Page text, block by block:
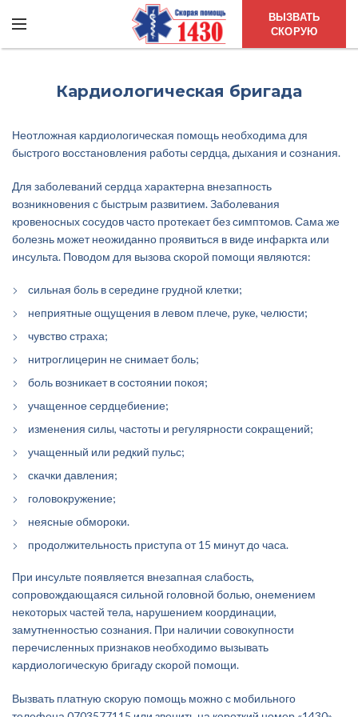
ВЫЗВАТЬ
СКОРУЮ
Кардиологическая бригада
Неотложная кардиологическая помощь необходима для
быстрого восстановления работы сердца, дыхания и сознания.
Для заболеваний сердца характерна внезапность
возникновения с быстрым развитием. Заболевания
кровеносных сосудов часто протекает без симптомов. Сама же
болезнь может неожиданно проявиться в виде инфаркта или
инсульта. Поводом для вызова скорой помощи являются:
сильная боль в середине грудной клетки;
неприятные ощущения в левом плече, руке, челюсти;
чувство страха;
нитроглицерин не снимает боль;
боль возникает в состоянии покоя;
учащенное сердцебиение;
изменения силы, частоты и регулярности сокращений;
учащенный или редкий пульс;
скачки давления;
головокружение;
неясные обмороки.
продолжительность приступа от 15 минут до часа.
При инсульте появляется внезапная слабость,
сопровождающаяся сильной головной болью, онемением
некоторых частей тела, нарушением координации,
замутненностью сознания. При наличии совокупности
перечисленных признаков необходимо вызывать
кардиологическую бригаду скорой помощи.
Вызвать платную скорую помощь можно с мобильного